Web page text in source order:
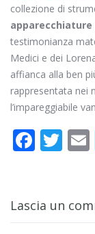
collezione di
testimonianza
Medici e dei
affianca alla ben
rappresentata nei
l’impareggiabile
F
b
T
er l
Lascia un